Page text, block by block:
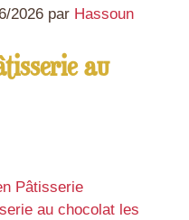
2026 par Hassoun
au
Pâtisserie
au chocolat les